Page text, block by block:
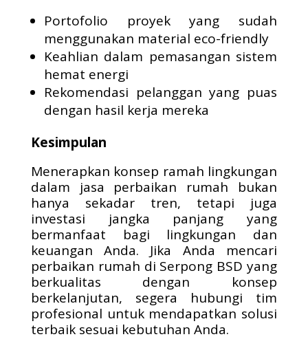
Portofolio proyek yang sudah
menggunakan material eco-friendly
Keahlian dalam pemasangan sistem
hemat energi
Rekomendasi pelanggan yang puas
dengan hasil kerja mereka
Kesimpulan
Menerapkan konsep ramah lingkungan
dalam jasa perbaikan rumah bukan
hanya sekadar tren, tetapi juga
investasi jangka panjang yang
bermanfaat bagi lingkungan dan
keuangan Anda. Jika Anda mencari
perbaikan rumah di Serpong BSD yang
berkualitas dengan konsep
berkelanjutan, segera hubungi tim
profesional untuk mendapatkan solusi
terbaik sesuai kebutuhan Anda.